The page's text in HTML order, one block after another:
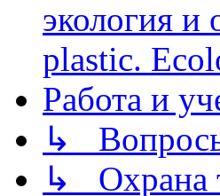
экология
plastic.
Работа и
↳ Вопросы
↳ Охрана